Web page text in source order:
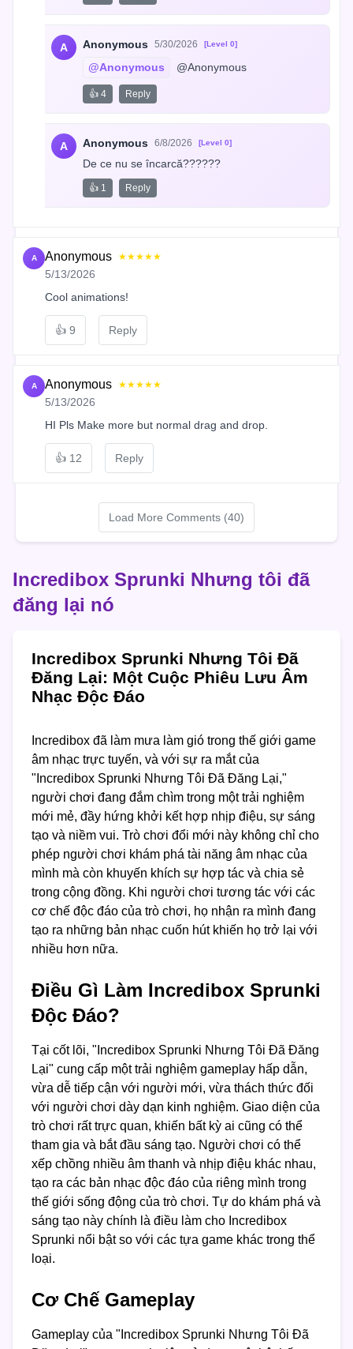
A Anonymous 5/30/2026 [Level 0]
@Anonymous @Anonymous
👍 4 Reply
A Anonymous 6/8/2026 [Level 0]
De ce nu se încarcă??????
👍 1 Reply
A Anonymous ★★★★★
5/13/2026
Cool animations!
👍 9 Reply
A Anonymous ★★★★★
5/13/2026
HI Pls Make more but normal drag and drop.
👍 12 Reply
Load More Comments (40)
Incredibox Sprunki Nhưng tôi đã
đăng lại nó
Incredibox Sprunki Nhưng Tôi Đã
Đăng Lại: Một Cuộc Phiêu Lưu Âm
Nhạc Độc Đáo
Incredibox đã làm mưa làm gió trong thế giới game
âm nhạc trực tuyến, và với sự ra mắt của
"Incredibox Sprunki Nhưng Tôi Đã Đăng Lại,"
người chơi đang đắm chìm trong một trải nghiệm
mới mẻ, đầy hứng khởi kết hợp nhịp điệu, sự sáng
tạo và niềm vui. Trò chơi đổi mới này không chỉ cho
phép người chơi khám phá tài năng âm nhạc của
mình mà còn khuyến khích sự hợp tác và chia sẻ
trong cộng đồng. Khi người chơi tương tác với các
cơ chế độc đáo của trò chơi, họ nhận ra mình đang
tạo ra những bản nhạc cuốn hút khiến họ trở lại với
nhiều hơn nữa.
Điều Gì Làm Incredibox Sprunki
Độc Đáo?
Tại cốt lõi, "Incredibox Sprunki Nhưng Tôi Đã Đăng
Lại" cung cấp một trải nghiệm gameplay hấp dẫn,
vừa dễ tiếp cận với người mới, vừa thách thức đối
với người chơi dày dạn kinh nghiệm. Giao diện của
trò chơi rất trực quan, khiến bất kỳ ai cũng có thể
tham gia và bắt đầu sáng tạo. Người chơi có thể
xếp chồng nhiều âm thanh và nhịp điệu khác nhau,
tạo ra các bản nhạc độc đáo của riêng mình trong
thế giới sống động của trò chơi. Tự do khám phá và
sáng tạo này chính là điều làm cho Incredibox
Sprunki nổi bật so với các tựa game khác trong thể
loại.
Cơ Chế Gameplay
Gameplay của "Incredibox Sprunki Nhưng Tôi Đã